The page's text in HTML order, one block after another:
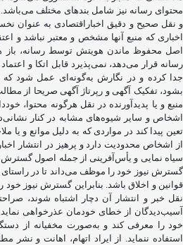
محتوای رسانه نیز شامل بندهای مختلف
و نقل صحیح و دقیق اخباراقتصادی به ‌عنوان
اخباری که منبع آنها مشخص و معتبر نباشد و
اصل محفوظ ماندن هویتش توسط رسانه، باز
رسانه قرار می‌دهد، نمی‌پذیرد قابل اتکا و
جدا کرده و در نگارش به‌گونه‌ای عمل شود که
بشود، تفکیک آگهی و رپرتاژ آگهی صریحا از
منبع و یا پدیدآورنده در نقل هرگونه محتوا،
اشخاص و سایر شیوه‌های مشابه در کنار
تعین پیدا کند در مواردی که به دلیل موانع و یا
از اشخاص محدودیت دارد و پرهیز در انتشار
سیاه ‌نمایی و یأس‌آفرینی از جمله اصول گسترش
گسترش نیوز خود را موظف می‌داند تا در راستای
قوانین و اخلاق باشد. بنابراین گسترش نیوز
نقل خبر و انتشار آن دچار اشتباه شوند،
آسیب‌دیدگان از خطای خودمان عذرخواهی
خود را معرفی کند و به‌صورت مخفیانه از
استفاده ننماید. از ایراد اتهام، اهانت و نشر